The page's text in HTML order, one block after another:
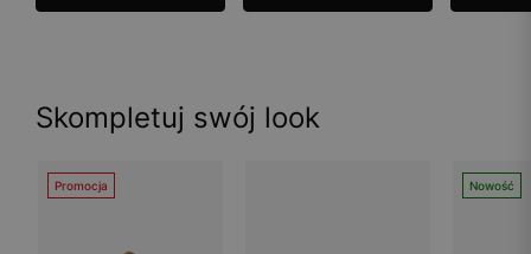
Skompletuj swój look
Promocja Nowość